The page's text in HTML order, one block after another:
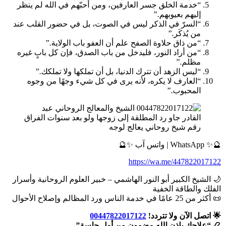
“خدمة الخلق جسر العارفين، ومن أحبّهم في الله لم ينظر
إليهم بعيوبهم.”
“السرّ في الذكر ليس في الصوت، بل في حضور القلب عند
من يُذكَر.”
“من ذاق حلاوة الصفح علم أن العفو باب الولاية.”
“من أراد النور، فليدخل من باب الصدق، فإن كل بابٍ غيره
مظلم.”
“ليس الزهد أن تترك الدنيا، بل أن تملكها ولا تملكك.”
“العارف لا يكره، لأنه يرى في كل شيء وجهًا من وجوه
المحبوب.”
رقم شيخ روحاني يعالج لوجه
🔮✨ WhatsApp | واتس آب ✨🔮
https://wa.me/447822017122
🌙 الشيخ الكبير أبو النور الهاشمي – خبير العلوم الروحانية وأسرار
الفلك والطاقة الخفية
📜 أكثر من 25 عامًا في خدمة الناس ورد المظالم وإصلاح الأحوال
🌟 اتصل الآن ولا تتردد! 00447822017122